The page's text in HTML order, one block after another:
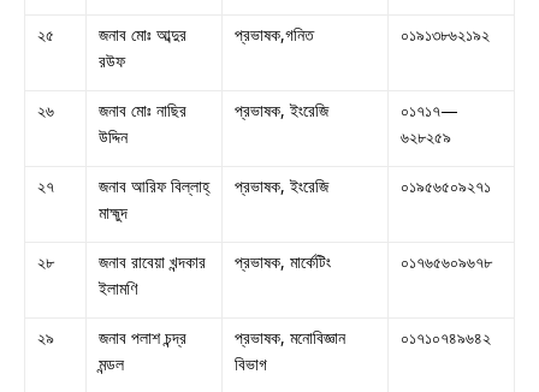
২৫
জনাব মোঃ আব্দুর
রউফ
প্রভাষক,গনিত ০১৯১৩৮৬২১৯২
২৬
জনাব মোঃ নাছির
উদ্দিন
প্রভাষক, ইংরেজি
০১৭১৭—
৬২৮২৫৯
২৭
জনাব আরিফ বিল্লাহ্
মাহ্মুদ
প্রভাষক, ইংরেজি ০১৯৫৬৫০৯২৭১
২৮
জনাব রাবেয়া খন্দকার
ইলামণি
প্রভাষক, মার্কেটিং ০১৭৬৫৬০৯৬৭৮
২৯
জনাব পলাশ চন্দ্র
মন্ডল
প্রভাষক, মনোবিজ্ঞান
বিভাগ
০১৭১০৭৪৯৬৪২